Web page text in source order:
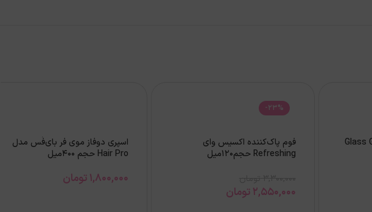
-23%
فوم پاک‌کننده اکسیس وای
Refreshing حجم120میل
2,550,000 تومان
اسپری دوفاز موی فر بای‌فَس مدل
Hair Pro حجم 400میل
1,800,000تومان